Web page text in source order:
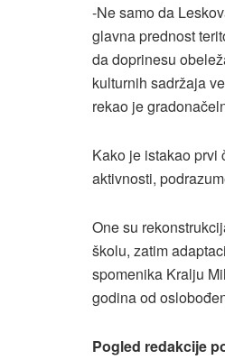
-Ne samo da
glavna prednost
da doprinesu
kulturnih sadržaja
rekao je
Kako je istakao prvi
aktivnosti,
One su
školu, zatim
spomenika Kralju
godina od
Pogled redakcije